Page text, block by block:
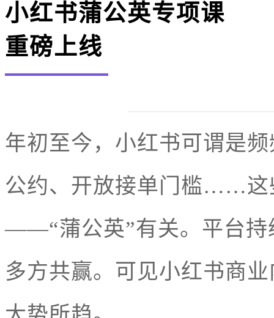
小红书蒲公英专项课
重磅上线
年初至今，小红书可谓是
公约、开放接单门槛……这
——“蒲公英”有关。平台持
多方共赢。可见小红书商